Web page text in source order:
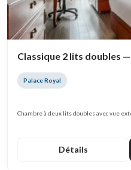
Classique 2 lits doubles
Palace Royal
Chambre à deux lits doubles avec vue
Détails